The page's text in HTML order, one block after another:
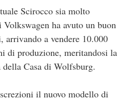
Scirocco sia molto
ha avuto un buon
arrivando a vendere 10.000
di produzione, meritandosi la
Casa di Wolfsburg.
il nuovo modello di